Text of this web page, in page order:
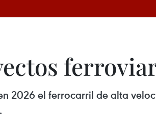
2026 el ferrocarril de alta